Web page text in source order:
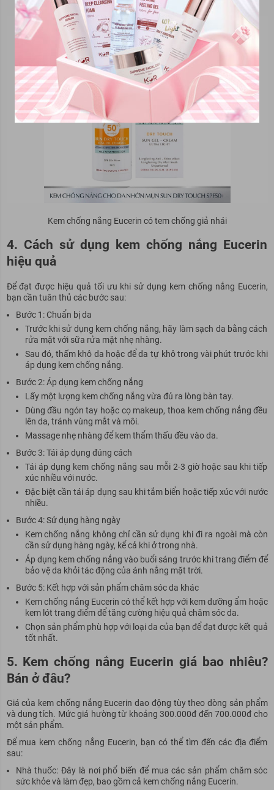
Kem chống nắng Eucerin có tem chống giả nhái
4. Cách sử dụng kem chống nắng Eucerin
hiệu quả
Để đạt được hiệu quả tối ưu khi sử dụng kem chống nắng Eucerin,
bạn cần tuân thủ các bước sau:
Bước 1: Chuẩn bị da
Trước khi sử dụng kem chống nắng, hãy làm sạch da bằng cách
rửa mặt với sữa rửa mặt nhẹ nhàng.
Sau đó, thấm khô da hoặc để da tự khô trong vài phút trước khi
áp dụng kem chống nắng.
Bước 2: Áp dụng kem chống nắng
Lấy một lượng kem chống nắng vừa đủ ra lòng bàn tay.
Dùng đầu ngón tay hoặc cọ makeup, thoa kem chống nắng đều
lên da, tránh vùng mắt và môi.
Massage nhẹ nhàng để kem thẩm thấu đều vào da.
Bước 3: Tái áp dụng đúng cách
Tái áp dụng kem chống nắng sau mỗi 2-3 giờ hoặc sau khi tiếp
xúc nhiều với nước.
Đặc biệt cần tái áp dụng sau khi tắm biển hoặc tiếp xúc với nước
nhiều.
Bước 4: Sử dụng hàng ngày
Kem chống nắng không chỉ cần sử dụng khi đi ra ngoài mà còn
cần sử dụng hàng ngày, kể cả khi ở trong nhà.
Áp dụng kem chống nắng vào buổi sáng trước khi trang điểm để
bảo vệ da khỏi tác động của ánh nắng mặt trời.
Bước 5: Kết hợp với sản phẩm chăm sóc da khác
Kem chống nắng Eucerin có thể kết hợp với kem dưỡng ẩm hoặc
kem lót trang điểm để tăng cường hiệu quả chăm sóc da.
Chọn sản phẩm phù hợp với loại da của bạn để đạt được kết quả
tốt nhất.
5. Kem chống nắng Eucerin giá bao nhiêu?
Bán ở đâu?
Giá của kem chống nắng Eucerin dao động tùy theo dòng sản phẩm
và dung tích. Mức giá hường từ khoảng 300.000đ đến 700.000đ cho
một sản phẩm.
Để mua kem chống nắng Eucerin, bạn có thể tìm đến các địa điểm
sau:
Nhà thuốc: Đây là nơi phổ biến để mua các sản phẩm chăm sóc
sức khỏe và làm đẹp, bao gồm cả kem chống nắng Eucerin.